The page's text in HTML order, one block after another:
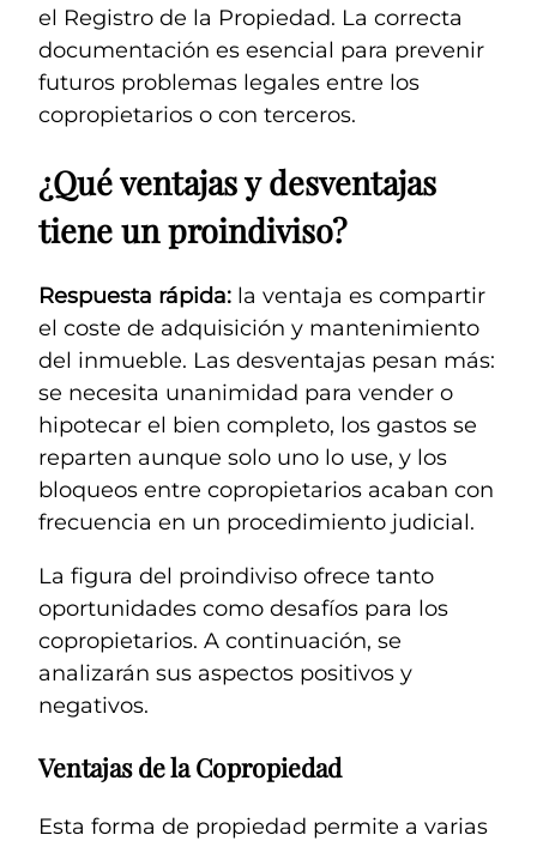
el Registro de la Propiedad. La correcta
documentación es esencial para prevenir
futuros problemas legales entre los
copropietarios o con terceros.
¿Qué ventajas y desventajas
tiene un proindiviso?
Respuesta rápida: la ventaja es compartir
el coste de adquisición y mantenimiento
del inmueble. Las desventajas pesan más:
se necesita unanimidad para vender o
hipotecar el bien completo, los gastos se
reparten aunque solo uno lo use, y los
bloqueos entre copropietarios acaban con
frecuencia en un procedimiento judicial.
La figura del proindiviso ofrece tanto
oportunidades como desafíos para los
copropietarios. A continuación, se
analizarán sus aspectos positivos y
negativos.
Ventajas de la Copropiedad
Esta forma de propiedad permite a varias